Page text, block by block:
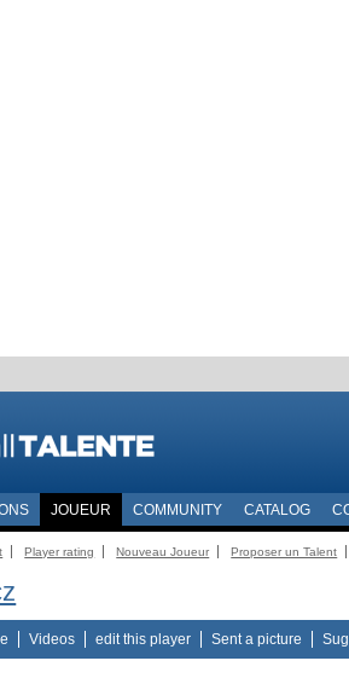
JOUEUR COMMUNITY CATALOG
Player rating Nouveau Joueur
Proposer un Talent
Videos edit this player Sent a picture